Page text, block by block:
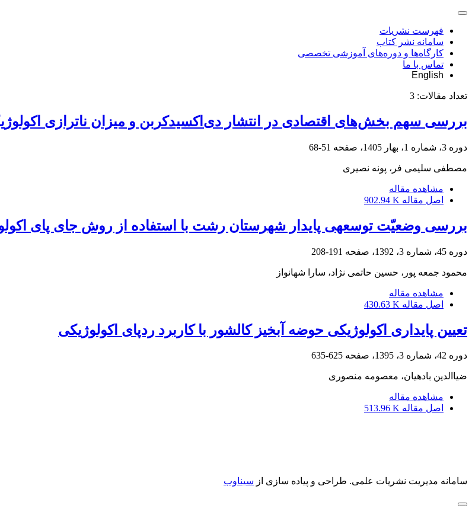
فهرست نشریات
سامانه نشر کتاب
کارگاه‌ها و دوره‌های آموزشی تخصصی
تماس با ما
English
تعداد مقالات: 3
بررسی سهم بخش‌های اقتصادی در انتشار دی‌اکسیدکربن و میزان ناترازی
دوره 3، شماره 1، بهار 1405، صفحه 51-68
مصطفی سلیمی فر، پونه نصیری
مشاهده مقاله
اصل مقاله 902.94 K
بررسی وضعیّت توسعه‎ی پایدار شهرستان رشت با استفاده از روش جای پای اکولوژیک
دوره 45، شماره 3، 1392، صفحه 191-208
محمود جمعه پور، حسین حاتمی نژاد، سارا شهانواز
مشاهده مقاله
اصل مقاله 430.63 K
تعیین پایداری اکولوژیکی حوضه آبخیز کال‎شور با کاربرد ردپای اکولوژیکی
دوره 42، شماره 3، 1395، صفحه 625-635
ضیاالدین بادهیان، معصومه منصوری
مشاهده مقاله
اصل مقاله 513.96 K
سامانه مدیریت نشریات علمی. طراحی و پیاده سازی از سیناوب